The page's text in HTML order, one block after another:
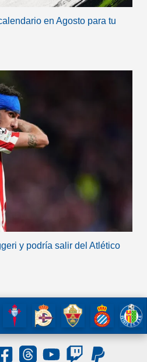
en Agosto para tu
y podría salir del Atlético